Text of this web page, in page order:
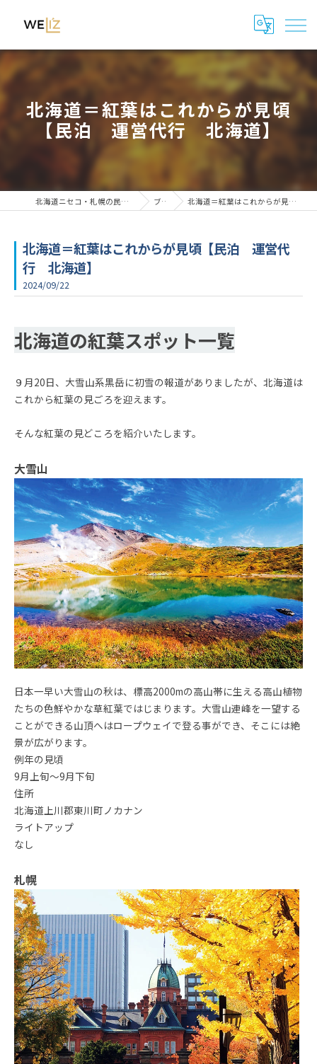
北海道＝紅葉はこれからが見頃
【民泊 運営代行 北海道】
北海道ニセコ・札幌の民泊管理・運用代行はWeli'z ブログ 北海道＝紅葉はこれからが見頃【民泊 運営代行 北海道】
北海道＝紅葉はこれからが見頃【民泊 運営代
行 北海道】
2024/09/22
北海道の紅葉スポット一覧
９月20日、大雪山系黒岳に初雪の報道がありましたが、北海道は
これから紅葉の見ごろを迎えます。
そんな紅葉の見どころを紹介いたします。
大雪山
日本一早い大雪山の秋は、標高2000mの高山帯に生える高山植物
たちの色鮮やかな草紅葉ではじまります。大雪山連峰を一望する
ことができる山頂へはロープウェイで登る事ができ、そこには絶
景が広がります。
例年の見頃
9月上旬～9月下旬
住所
北海道上川郡東川町ノカナン
ライトアップ
なし
札幌